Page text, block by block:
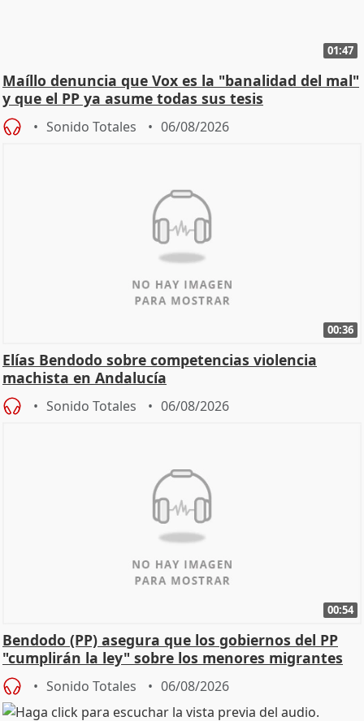
01:47
Maíllo denuncia que Vox es la "banalidad del mal"
y que el PP ya asume todas sus tesis
Sonido Totales 06/08/2026
00:36
Elías Bendodo sobre competencias violencia
machista en Andalucía
Sonido Totales 06/08/2026
00:54
Bendodo (PP) asegura que los gobiernos del PP
"cumplirán la ley" sobre los menores migrantes
Sonido Totales 06/08/2026